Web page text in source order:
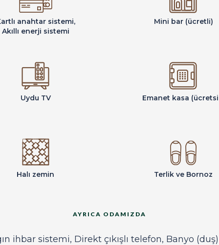
anahtar sistemi,
Akıllı enerji sistemi
Mini bar (ücretli)
Uydu TV Emanet kasa
Halı zemin Terlik ve Bornoz
AYRICA ODAMIZDA
ihbar sistemi, Direkt çıkışlı telefon, Banyo